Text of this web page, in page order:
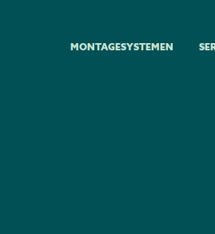
MONTAGESYSTEMEN